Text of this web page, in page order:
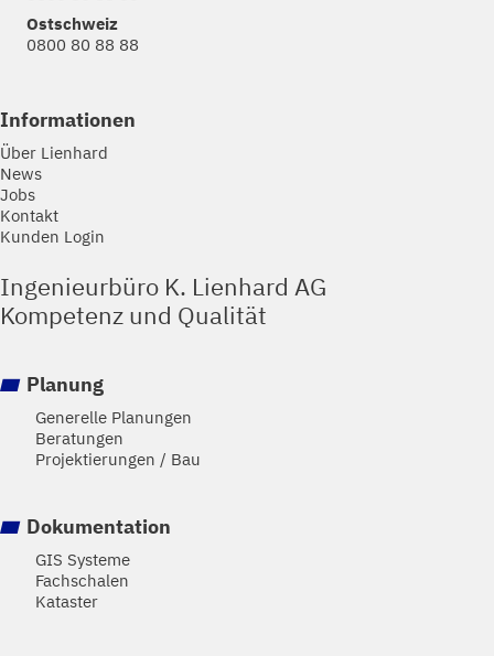
Ostschweiz
0800 80 88 88
Informationen
Über Lienhard
News
Jobs
Kontakt
Kunden Login
Ingenieurbüro K. Lienhard AG
Kompetenz und Qualität
Planung
Generelle Planungen
Beratungen
Projektierungen / Bau
Dokumentation
GIS Systeme
Fachschalen
Kataster